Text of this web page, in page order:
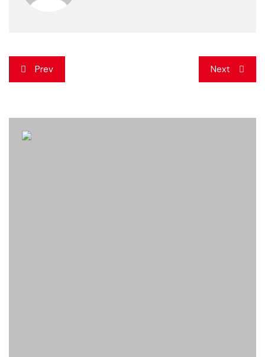
Navigation
de
l’article
Prev Next